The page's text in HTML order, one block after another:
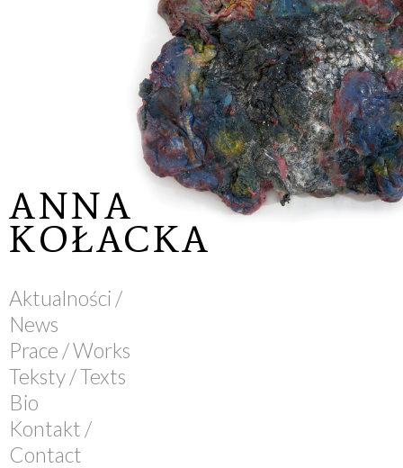
ANNA
KOŁACKA
Aktualności /
News
Prace / Works
Teksty / Texts
Bio
Kontakt /
Contact